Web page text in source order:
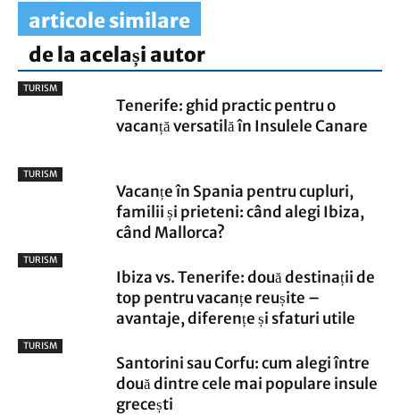
articole similare
de la același autor
TURISM
Tenerife: ghid practic pentru o
vacanță versatilă în Insulele Canare
TURISM
Vacanțe în Spania pentru cupluri,
familii și prieteni: când alegi Ibiza,
când Mallorca?
TURISM
Ibiza vs. Tenerife: două destinații de
top pentru vacanțe reușite –
avantaje, diferențe și sfaturi utile
TURISM
Santorini sau Corfu: cum alegi între
două dintre cele mai populare insule
grecești